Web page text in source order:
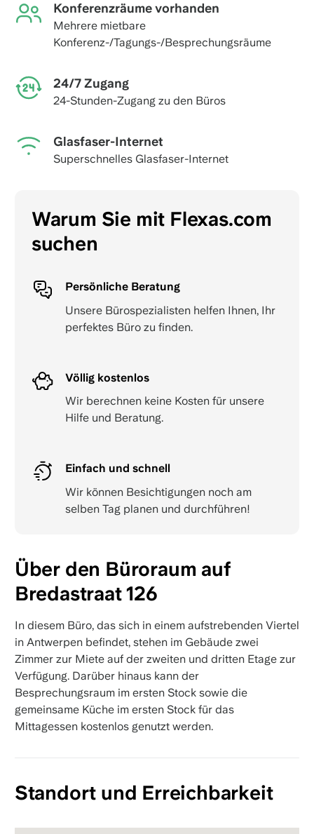
Konferenzräume vorhanden
Mehrere mietbare
Konferenz-/Tagungs-/Besprechungsräume
24/7 Zugang
24-Stunden-Zugang zu den Büros
Glasfaser-Internet
Superschnelles Glasfaser-Internet
Warum Sie mit Flexas.com
suchen
Persönliche Beratung
Unsere Bürospezialisten helfen Ihnen, Ihr
perfektes Büro zu finden.
Völlig kostenlos
Wir berechnen keine Kosten für unsere
Hilfe und Beratung.
Einfach und schnell
Wir können Besichtigungen noch am
selben Tag planen und durchführen!
Über den Büroraum auf
Bredastraat 126
In diesem Büro, das sich in einem aufstrebenden Viertel
in Antwerpen befindet, stehen im Gebäude zwei
Zimmer zur Miete auf der zweiten und dritten Etage zur
Verfügung. Darüber hinaus kann der
Besprechungsraum im ersten Stock sowie die
gemeinsame Küche im ersten Stock für das
Mittagessen kostenlos genutzt werden.
Standort und Erreichbarkeit